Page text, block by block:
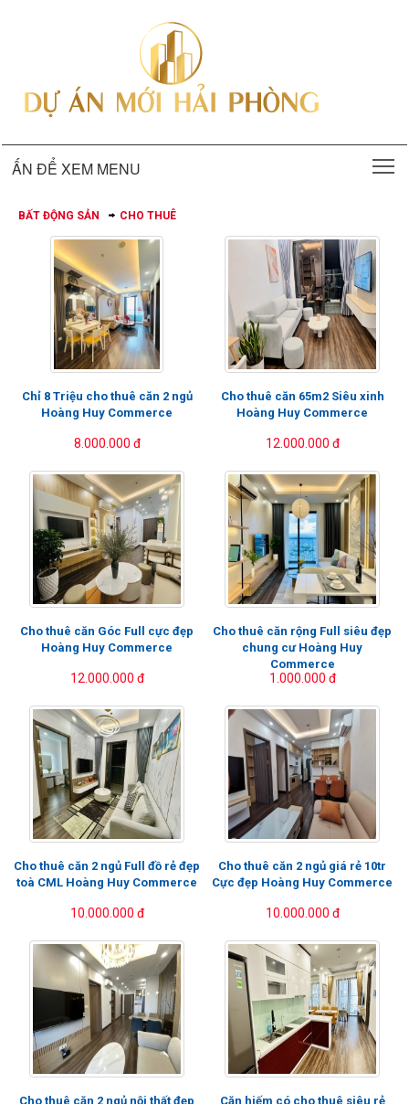
ẤN ĐỂ XEM MENU
BẤT ĐỘNG SẢN CHO THUÊ
Chỉ 8 Triệu cho thuê căn 2 ngủ
Hoàng Huy Commerce
8.000.000 đ
Cho thuê căn 65m2 Siêu xinh
Hoàng Huy Commerce
12.000.000 đ
Cho thuê căn Góc Full cực đẹp
Hoàng Huy Commerce
12.000.000 đ
Cho thuê căn rộng Full siêu đẹp
chung cư Hoàng Huy
Commerce
1.000.000 đ
Cho thuê căn 2 ngủ Full đồ rẻ đẹp
toà CML Hoàng Huy Commerce
10.000.000 đ
Cho thuê căn 2 ngủ giá rẻ 10tr
Cực đẹp Hoàng Huy Commerce
10.000.000 đ
Cho thuê căn 2 ngủ nội thất đẹp
Căn hiếm có cho thuê siêu rẻ